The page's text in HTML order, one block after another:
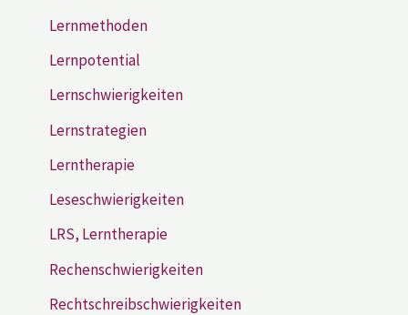
Lernmethoden
Lernpotential
Lernschwierigkeiten
Lernstrategien
Lerntherapie
Leseschwierigkeiten
LRS, Lerntherapie
Rechenschwierigkeiten
Rechtschreibschwierigkeiten